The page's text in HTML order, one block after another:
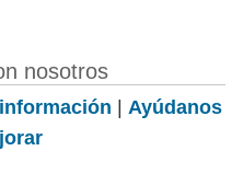
nosotros
| Ayúdanos